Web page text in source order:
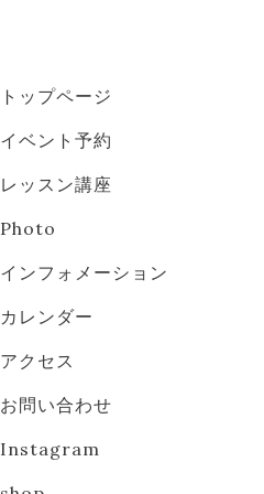
トップページ
イベント予約
レッスン講座
Photo
インフォメーション
カレンダー
アクセス
お問い合わせ
Instagram